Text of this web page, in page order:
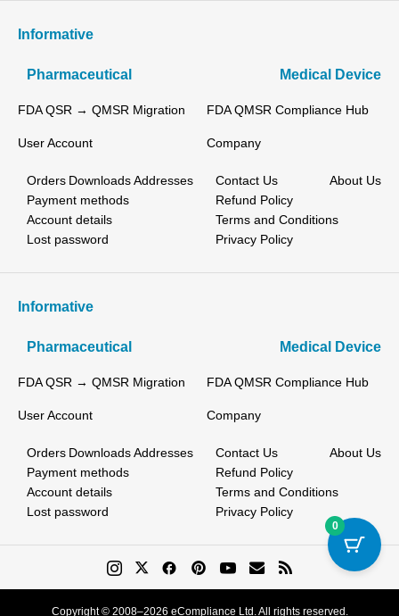
Informative
Pharmaceutical Medical Device
FDA QSR → QMSR Migration FDA QMSR Compliance Hub
User Account
Orders Downloads Addresses
Payment methods
Account details
Lost password
Company
Contact Us
About Us
Refund Policy
Terms and Conditions
Privacy Policy
Informative
Pharmaceutical Medical Device
FDA QSR → QMSR Migration FDA QMSR Compliance Hub
User Account
Orders Downloads Addresses
Payment methods
Account details
Lost password
Company
Contact Us
About Us
Refund Policy
Terms and Conditions
Privacy Policy
Copyright © 2008–2026 eCompliance Ltd. All rights reserved.
0